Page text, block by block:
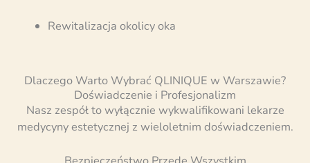
Rewitalizacja okolicy oka
Dlaczego Warto Wybrać QLINIQUE w Warszawie?
Doświadczenie i Profesjonalizm
Nasz zespół to wyłącznie wykwalifikowani lekarze
medycyny estetycznej z wieloletnim doświadczeniem.